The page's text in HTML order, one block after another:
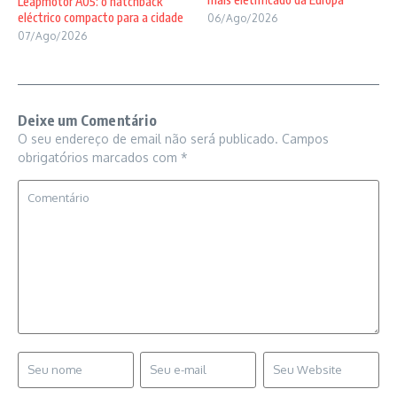
eléctrico compacto para a cidade
07/Ago/2026
06/Ago/2026
Deixe um Comentário
O seu endereço de email não será publicado. Campos
obrigatórios marcados com *